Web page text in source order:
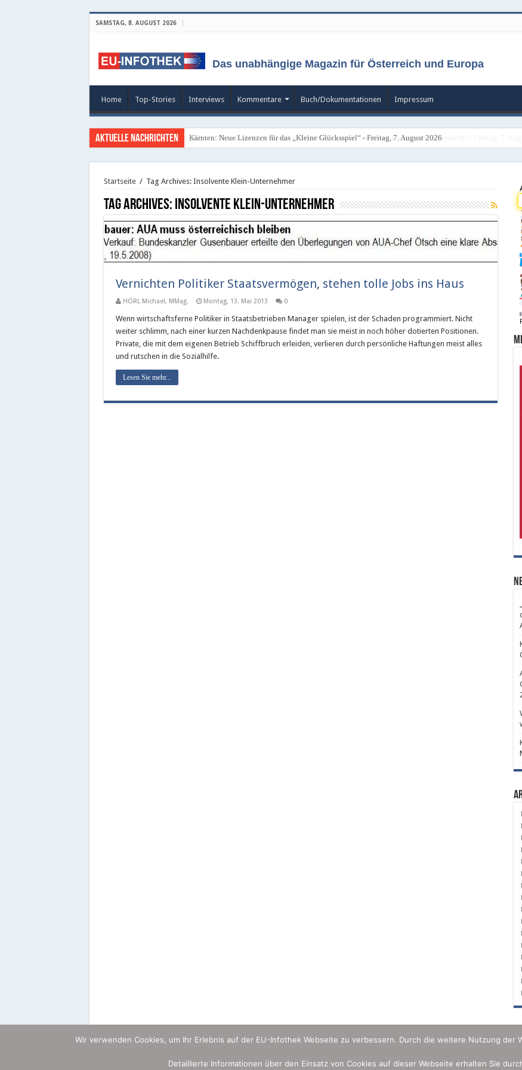
SAMSTAG, 8. AUGUST 2026
Das unabhängige Magazin für Österreich und Europa
Home Top-Stories Interviews Kommentare Buch/Dokumentationen Impressum
Aktuelle Nachrichten Kärnten: Neue Lizenzen für das „Kleine Glücksspiel“ - Freitag, 7. August 2026
Startseite / Tag Archives: Insolvente Klein-Unternehmer
Tag Archives: Insolvente Klein-Unternehmer
Vernichten Politiker Staatsvermögen, stehen tolle Jobs ins Haus
HÖRL Michael, MMag. Montag, 13. Mai 2013 0
Wenn wirtschaftsferne Politiker in Staatsbetrieben Manager spielen, ist der Schaden programmiert. Nicht
weiter schlimm, nach einer kurzen Nachdenkpause findet man sie meist in noch höher dotierten Positionen.
Private, die mit dem eigenen Betrieb Schiffbruch erleiden, verlieren durch persönliche Haftungen meist alles
und rutschen in die Sozialhilfe.
Lesen Sie mehr...
Wir verwenden Cookies, um Ihr Erlebnis auf der EU-Infothek Webseite zu verbessern. Durch die weitere Nutzung der
Detaillierte Informationen über den Einsatz von Cookies auf dieser Webseite erhalten Sie